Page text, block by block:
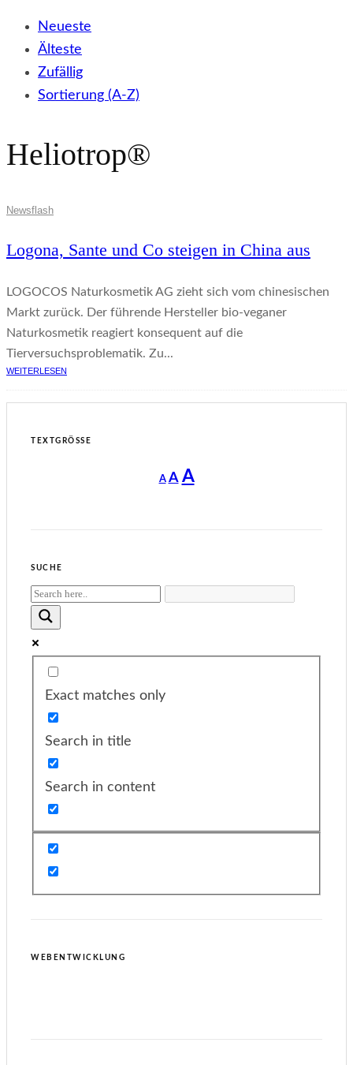
Neueste
Älteste
Zufällig
Sortierung (A-Z)
Heliotrop®
Newsflash
Logona, Sante und Co steigen in China aus
LOGOCOS Naturkosmetik AG zieht sich vom chinesischen
Markt zurück. Der führende Hersteller bio-veganer
Naturkosmetik reagiert konsequent auf die
Tierversuchsproblematik. Zu...
WEITERLESEN
TEXTGRÖSSE
A
Decrease
font
A Reset
AIncrease
SUCHE
Exact matches only
Search in title
Search in content
WEBENTWICKLUNG